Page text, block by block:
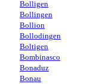
Bolligen
Bollingen
Bollion
Bollodingen
Boltigen
Bombinasco
Bonaduz
Bonau